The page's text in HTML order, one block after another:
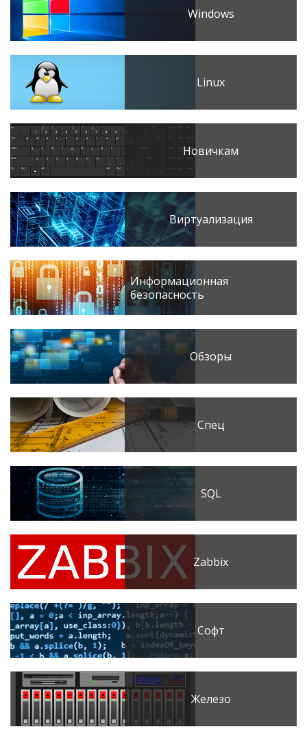
Windows
Linux
Новичкам
Виртуализация
Информационная
безопасность
Обзоры
Спец
SQL
Zabbix
Софт
Железо